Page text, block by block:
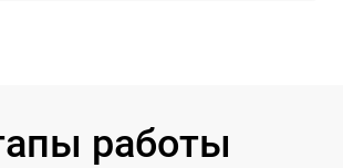
работы